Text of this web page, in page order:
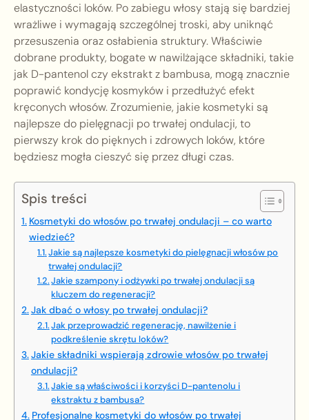
elastyczności loków. Po zabiegu włosy stają się bardziej
wrażliwe i wymagają szczególnej troski, aby uniknąć
przesuszenia oraz osłabienia struktury. Właściwie
dobrane produkty, bogate w nawilżające składniki, takie
jak D-pantenol czy ekstrakt z bambusa, mogą znacznie
poprawić kondycję kosmyków i przedłużyć efekt
kręconych włosów. Zrozumienie, jakie kosmetyki są
najlepsze do pielęgnacji po trwałej ondulacji, to
pierwszy krok do pięknych i zdrowych loków, które
będziesz mogła cieszyć się przez długi czas.
Spis treści
Kosmetyki do włosów po trwałej ondulacji – co warto
wiedzieć?
Jakie są najlepsze kosmetyki do pielęgnacji włosów po
trwałej ondulacji?
Jakie szampony i odżywki po trwałej ondulacji są
kluczem do regeneracji?
Jak dbać o włosy po trwałej ondulacji?
Jak przeprowadzić regenerację, nawilżenie i
podkreślenie skrętu loków?
Jakie składniki wspierają zdrowie włosów po trwałej
ondulacji?
Jakie są właściwości i korzyści D-pantenolu i
ekstraktu z bambusa?
Profesjonalne kosmetyki do włosów po trwałej